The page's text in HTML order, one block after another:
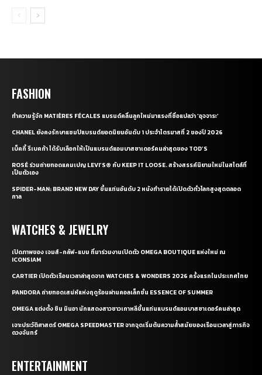
FASHION
ทำความรู้จัก MATIÈRES FÉCALES แบรนด์คลื่นลูกใหม่มาแรงที่ชื่อแปลว่า ‘อุจจาระ’
CHANEL ยังคงรักษาแชมป์แบรนด์ยอดนิยมอันดับ 1 ประจำไตรมาสที่ 2 ของปี 2026
เบ็คกี้ รีเบคก้า ได้รับเลือกให้เป็นแบรนด์แอมบาสซาเดอร์คนล่าสุดของ TOD’S
ROSÉ ร่วมถ่ายทอดแคมเปญ LEVI’S® กับ KEEP IT LOOSE. สร้างสรรค์นิยามใหม่ในสไตล์ที่
เป็นตัวเอง
SPIDER-MAN: BRAND NEW DAY ขึ้นแท่นอันดับ 2 หนังทำรายได้เปิดตัวทั่วโลกสูงสุดตลอด
กาล
WATCHES & JEWELRY
เปิดภาพของ เจมส์-กลัฟ-แบม ที่มาร่วมงานเปิดตัว OMEGA BOUTIQUE แห่งใหม่ ณ
ICONSIAM
CARTIER เปิดตัวเรือนเวลาล่าสุดจาก WATCHES & WONDERS 2026 ครั้งแรกในประเทศไทย
PANDORA ถ่ายทอดเสน่ห์แห่งฤดูร้อนผ่านคอลเล็กชั่น ESSENCE OF SUMMER
OMEGA แต่งตั้ง ชิน มินอา นักแสดงสาวชาวเกาหลีขึ้นแท่นแบรนด์แอมบาสซาเดอร์คนล่าสุด
เจาะประวัติศาสตร์ OMEGA SPEEDMASTER จากจุดเริ่มต้นความล้ำสมัยของเรือนเวลาสู่ภารกิจ
ดวงจันทร์
ENTERTAINMENT